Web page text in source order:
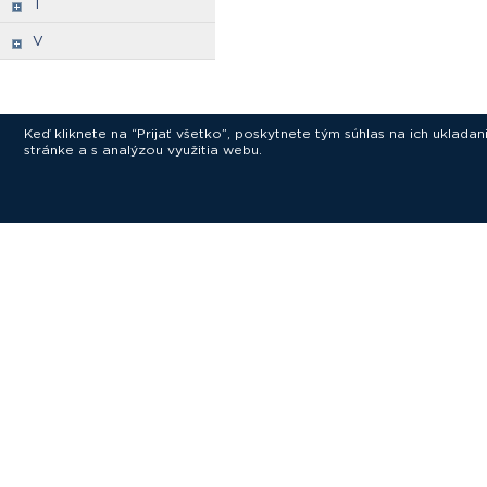
T
V
Keď kliknete na “Prijať všetko”, poskytnete tým súhlas na ich
stránke a s analýzou využitia webu.